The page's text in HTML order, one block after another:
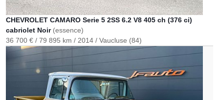
CHEVROLET CAMARO Serie 5 2SS 6.2 V8 405 ch (376 ci)
cabriolet Noir(essence)
36 700 €
79 895 km 2014 Vaucluse (84)